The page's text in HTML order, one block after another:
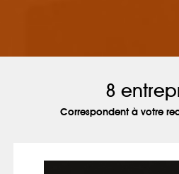
8
Correspondent à votre